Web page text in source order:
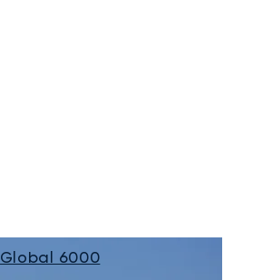
Global 6000